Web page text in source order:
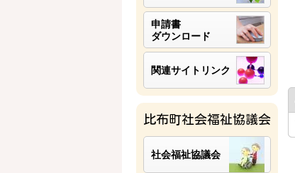
申請書
ダウンロード
関連サイトリンク
比布町社会福祉協議会
社会福祉協議会